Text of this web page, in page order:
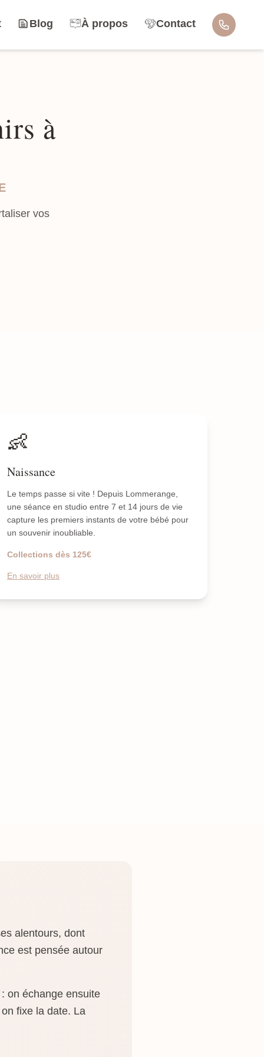
Blog À propos Contact
à
vos
👶
Naissance
Le temps passe si vite ! Depuis Lommerange,
une séance en studio entre 7 et 14 jours de vie
capture les premiers instants de votre bébé pour
un souvenir inoubliable.
Collections dès 125€
En savoir plus
alentours, dont
est pensée autour
on échange ensuite
fixe la date. La